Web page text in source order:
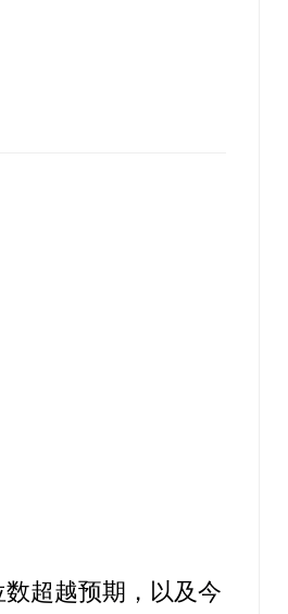
超越预期，以及今